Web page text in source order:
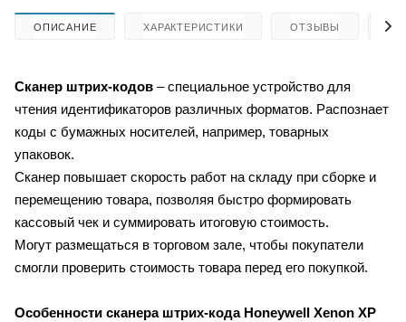
ОПИСАНИЕ ХАРАКТЕРИСТИКИ ОТЗЫВЫ
Сканер штрих-кодов – специальное устройство для
чтения идентификаторов различных форматов. Распознает
коды с бумажных носителей, например, товарных
упаковок.
Сканер повышает скорость работ на складу при сборке и
перемещению товара, позволяя быстро формировать
кассовый чек и суммировать итоговую стоимость.
Могут размещаться в торговом зале, чтобы покупатели
смогли проверить стоимость товара перед его покупкой.
Особенности сканера штрих-кода Honeywell Xenon XP